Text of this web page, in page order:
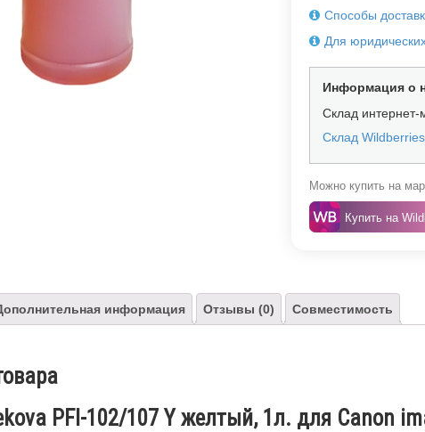
Способы
Для
Информация о
Склад интернет-
Склад Wildberries
Можно купить на
Купить на
информация Отзывы (0) Совместимость
PFI-102/107 Y желтый, 1л. для Canon